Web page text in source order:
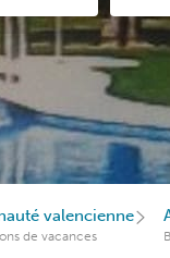
valencienne
de vacances